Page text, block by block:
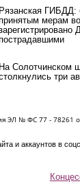
Рязанская ГИБДД:
мерам
На Солотчинском
три
ЭЛ № ФС 77 - 78261
и аккаунтов в